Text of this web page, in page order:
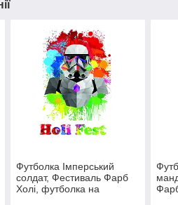
Футболка Імперський
солдат, Фестиваль Фарб
Холі, футболка на